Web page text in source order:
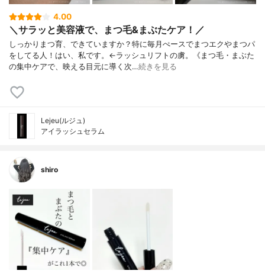
4.00
＼サラッと美容液で、まつ毛&まぶたケア！／
しっかりまつ育、できていますか？特に毎月ぺースでまつエクやまつパ
をしてる人！はい、私です。←ラッシュリフトの虜。《まつ毛・まぶた
の集中ケアで、映える目元に導く次…続きを見る
Lejeu(ルジュ)
アイラッシュセラム
shiro